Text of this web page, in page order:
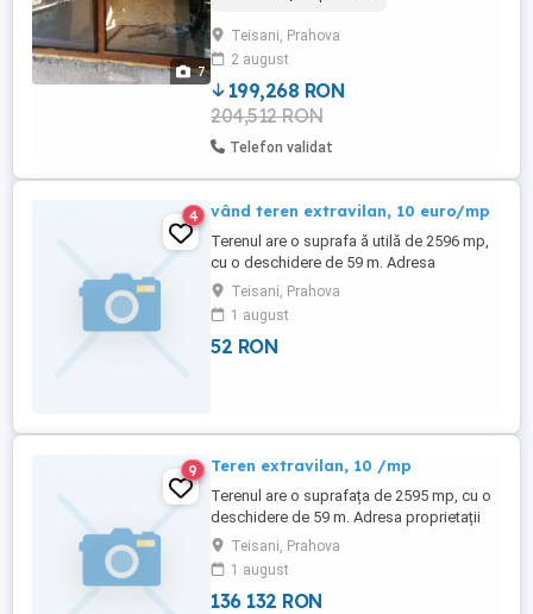
7
livada veche, salcami, nuci, salcie. Locatia
ofera intimitate. Apa curenta pe teren,
curent electric ...
Teisani, Prahova
2 august
199,268 RON
204,512 RON
Telefon validat
4 vând teren extravilan, 10 euro/mp
Terenul are o suprafa ă utilă de 2596 mp,
cu o deschidere de 59 m. Adresa
proprietă ii se află în comuna Tei ani, sat
Te ani, punctul "Tei", la limita zonei Slănic
Prahova. În fa ă i lateral este pădure, iar
terenul se află lângă drumul principal. În
Teisani, Prahova
1 august
52 RON
9 Teren extravilan, 10 /mp
Terenul are o suprafața de 2595 mp, cu o
deschidere de 59 m. Adresa proprietații
este in comuna Teisani, sat Teisani,
punctul ,, Tei , la limita zonei Slănic
Prahova. In fata și lateral este pădure iar
terenul se afla lângă drumul principal. In
Teisani, Prahova
1 august
136 132 RON